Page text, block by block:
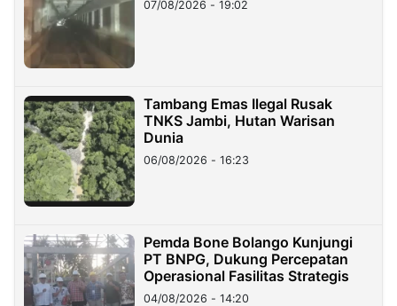
07/08/2026 - 19:02
Tambang Emas Ilegal Rusak
TNKS Jambi, Hutan Warisan
Dunia
06/08/2026 - 16:23
Pemda Bone Bolango Kunjungi
PT BNPG, Dukung Percepatan
Operasional Fasilitas Strategis
04/08/2026 - 14:20